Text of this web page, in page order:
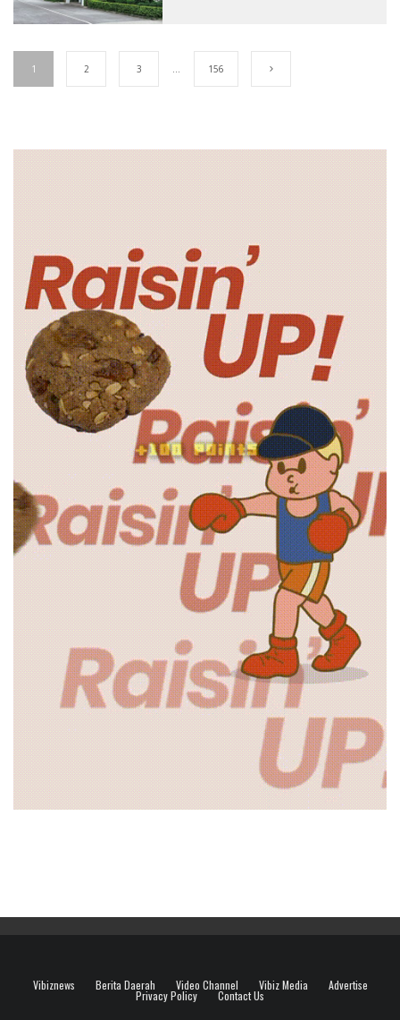
1 2 3 156
Vibiznews Berita Daerah Video Channel Vibiz Media Advertise
Privacy Policy Contact Us